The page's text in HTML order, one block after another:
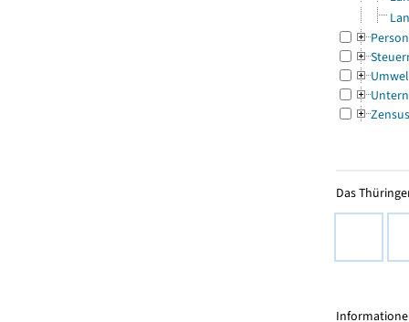
Zensus
Das